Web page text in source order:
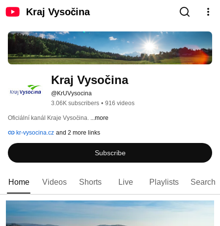
Kraj Vysočina
Kraj Vysočina
@KrUVysocina
3.06K subscribers • 916 videos
Oficiální kanál Kraje Vysočina. ...more
kr-vysocina.cz and 2 more links
Subscribe
Home Videos Shorts Live Playlists Search